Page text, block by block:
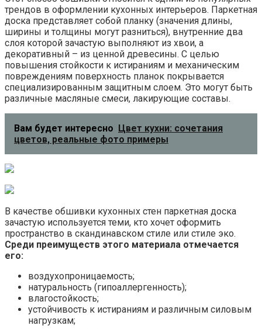
трендов в оформлении кухонных интерьеров. Паркетная
доска представляет собой планку (значения длины,
ширины и толщины могут разниться), внутренние два
слоя которой зачастую выполняют из хвои, а
декоративный – из ценной древесины. С целью
повышения стойкости к истираниям и механическим
повреждениям поверхность планок покрывается
специализированным защитным слоем. Это могут быть
различные масляные смеси, лакирующие составы.
Вам будет интересно Цвет кухни: сочетания
цветов, реальные фото примеры
В качестве обшивки кухонных стен паркетная доска
зачастую используется теми, кто хочет оформить
пространство в скандинавском стиле или стиле эко.
Среди преимуществ этого материала отмечается
его:
воздухопроницаемость;
натуральность (гипоаллергенность);
влагостойкость;
устойчивость к истираниям и различным силовым
нагрузкам;